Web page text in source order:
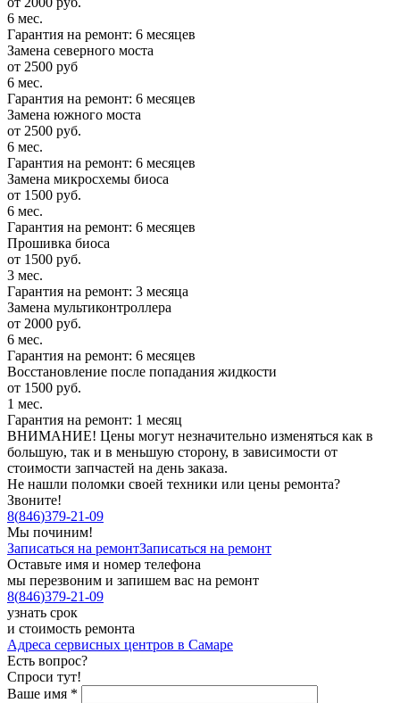
6 мес.
Гарантия на ремонт: 6 месяцев
Замена северного моста
от 2500 руб
6 мес.
Гарантия на ремонт: 6 месяцев
Замена южного моста
от 2500 руб.
6 мес.
Гарантия на ремонт: 6 месяцев
Замена микросхемы биоса
от 1500 руб.
6 мес.
Гарантия на ремонт: 6 месяцев
Прошивка биоса
от 1500 руб.
3 мес.
Гарантия на ремонт: 3 месяца
Замена мультиконтроллера
от 2000 руб.
6 мес.
Гарантия на ремонт: 6 месяцев
Восстановление после попадания жидкости
от 1500 руб.
1 мес.
Гарантия на ремонт: 1 месяц
ВНИМАНИЕ! Цены могут незначительно изменяться как в
большую, так и в меньшую сторону, в зависимости от
стоимости запчастей на день заказа.
Не нашли поломки своей техники или цены ремонта?
Звоните!
8(846)379-21-09
Мы починим!
Записаться на ремонтЗаписаться на ремонт
Оставьте имя и номер телефона
мы перезвоним и запишем вас на ремонт
8(846)379-21-09
узнать срок
и стоимость ремонта
Адреса сервисных центров в Самаре
Есть вопрос?
Спроси тут!
Ваше имя *